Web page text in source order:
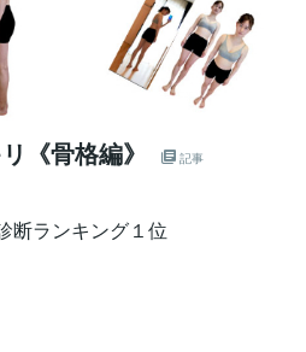
《骨格編》 記事
ランキング１位